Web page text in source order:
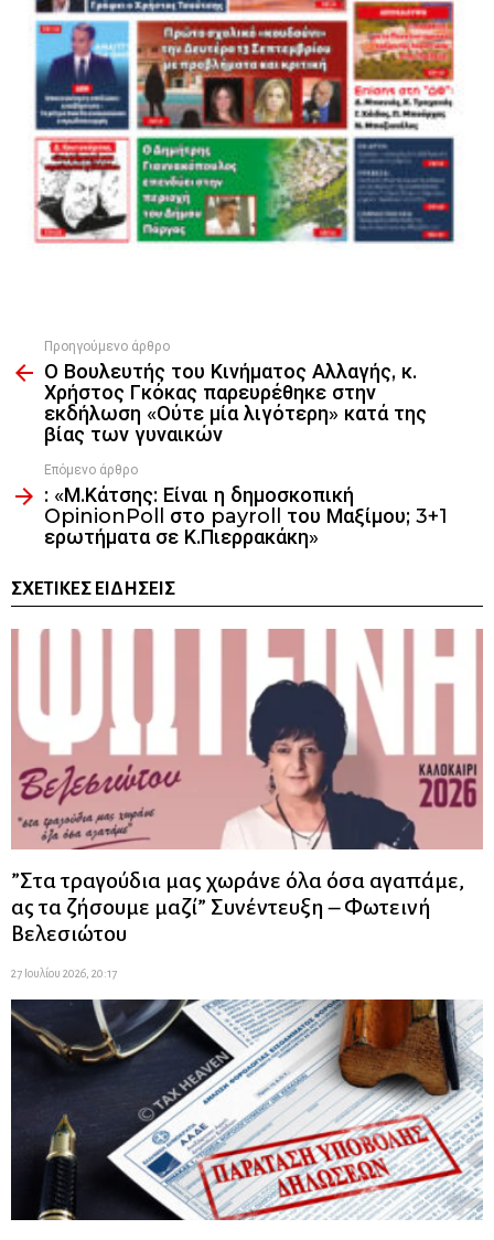
more
Προηγούμενο άρθρο
Ο Βουλευτής του Κινήματος Αλλαγής, κ.
Χρήστος Γκόκας παρευρέθηκε στην
εκδήλωση «Ούτε μία λιγότερη» κατά της
βίας των γυναικών
Επόμενο άρθρο
: «Μ.Κάτσης: Είναι η δημοσκοπική
OpinionPoll στο payroll του Μαξίμου; 3+1
ερωτήματα σε Κ.Πιερρακάκη»
ΣΧΕΤΙΚΈΣ ΕΙΔΉΣΕΙΣ
”Στα τραγούδια μας χωράνε όλα όσα αγαπάμε,
ας τα ζήσουμε μαζί” Συνέντευξη – Φωτεινή
Βελεσιώτου
27 Ιουλίου 2026, 20:17